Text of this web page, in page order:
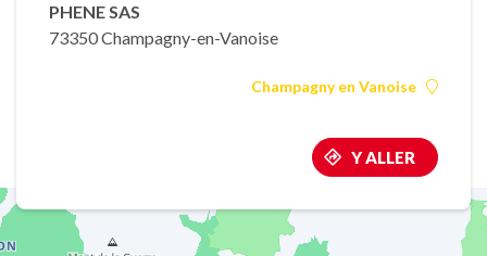
PHENE SAS
73350 Champagny-en-Vanoise
Champagny en Vanoise
Y ALLER